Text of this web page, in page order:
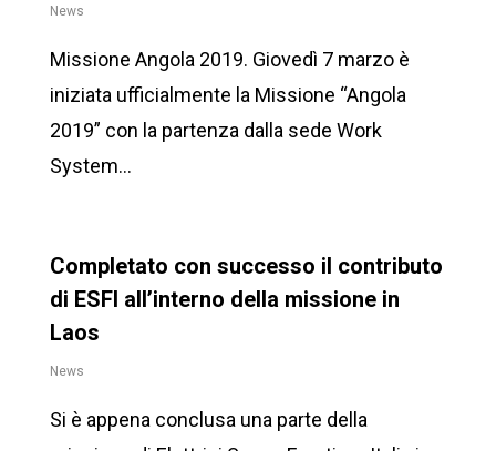
News
Missione Angola 2019. Giovedì 7 marzo è
iniziata ufficialmente la Missione “Angola
2019” con la partenza dalla sede Work
System…
Completato con successo il contributo
di ESFI all’interno della missione in
Laos
News
Si è appena conclusa una parte della